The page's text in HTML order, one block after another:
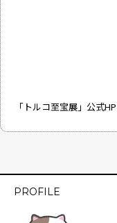
「トルコ至宝展」公式HP
PROFILE